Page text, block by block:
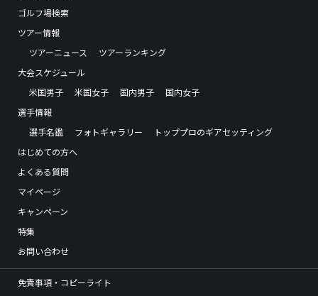
ゴルフ場検索
ツアー情報
ツアーニュース
ツアーランキング
大会スケジュール
米国男子
米国女子 国内男子
国内女子
選手情報
選手名鑑
フォトギャラリー
トッププロのギアセッティング
はじめての方へ
よくある質問
マイページ
キャンペーン
特集
お問い合わせ
免責事項・コピーライト